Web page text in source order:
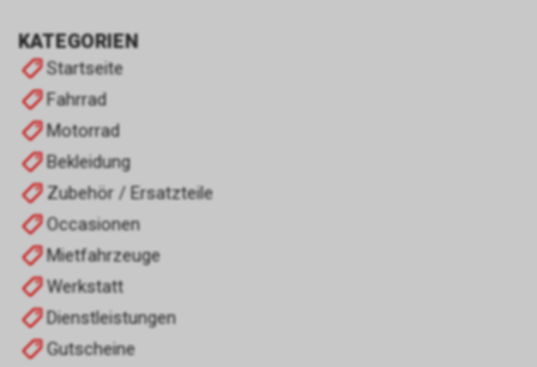
KATEGORIEN
Startseite
Fahrrad
Motorrad
Bekleidung
Zubehör / Ersatzteile
Occasionen
Mietfahrzeuge
Werkstatt
Dienstleistungen
Gutscheine